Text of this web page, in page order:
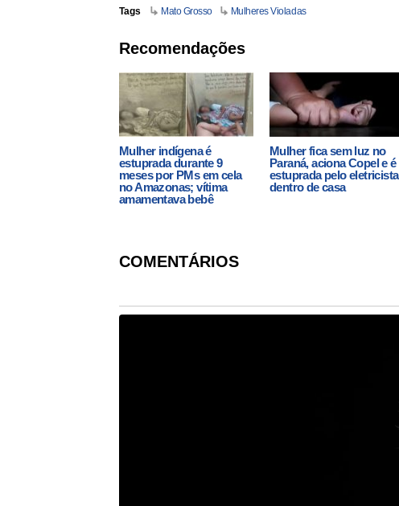
Tags Mato Grosso Mulheres Violadas
Recomendações
Mulher indígena é
estuprada durante 9
meses por PMs em cela
no Amazonas; vítima
amamentava bebê
Mulher fica sem luz no
Paraná, aciona Copel e é
estuprada pelo eletricista
dentro de casa
COMENTÁRIOS